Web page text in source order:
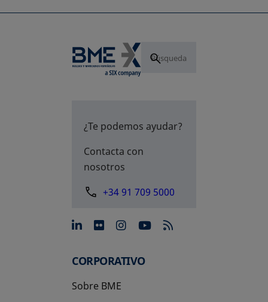
¿Te podemos ayudar?
Contacta con
nosotros
+34 91 709 5000
se abre en una pestaña
se abre en una pestaña
se abre en una
se abre en una
CORPORATIVO
Sobre BME